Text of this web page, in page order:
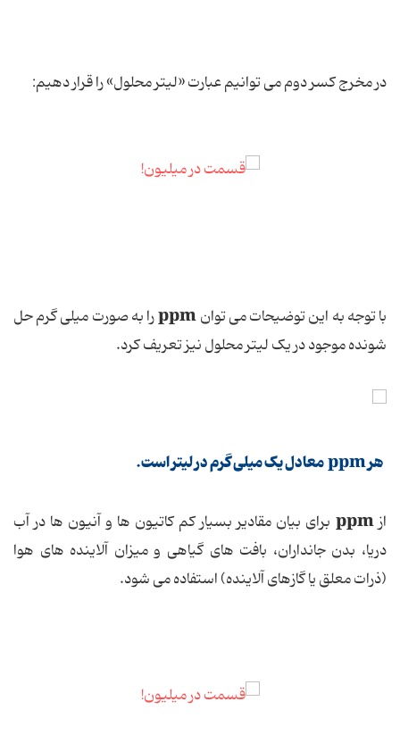
در مخرج کسر دوم می توانیم عبارت «لیتر محلول» را قرار دهیم:
با توجه به این توضیحات می توانppmرا به صورت میلی گرم حل
شونده موجود در یک لیتر محلول نیز تعریف کرد.
هر ppm معادل یک میلی گرم در لیتر است.
ازppm برای بیان مقادیر بسیار کم کاتیون ها و آنیون ها در آب
دریا، بدن جانداران، بافت های گیاهی و میزان آلاینده های هوا
(ذرات معلق یا گازهای آلاینده) استفاده می شود.